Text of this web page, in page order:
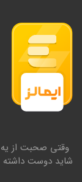
وقتی صحبت از یه
شاید دوست داشته